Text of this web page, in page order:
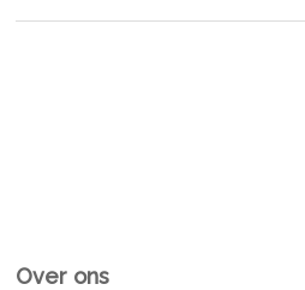
Over ons